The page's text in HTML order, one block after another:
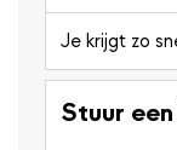
Je krijgt zo
Stuur